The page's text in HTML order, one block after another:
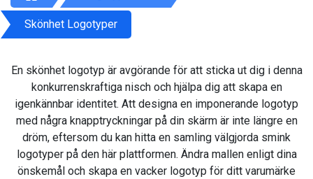
Skönhet Logotyper
En skönhet logotyp är avgörande för att sticka ut dig i denna
konkurrenskraftiga nisch och hjälpa dig att skapa en
igenkännbar identitet. Att designa en imponerande logotyp
med några knapptryckningar på din skärm är inte längre en
dröm, eftersom du kan hitta en samling välgjorda smink
logotyper på den här plattformen. Ändra mallen enligt dina
önskemål och skapa en vacker logotyp för ditt varumärke